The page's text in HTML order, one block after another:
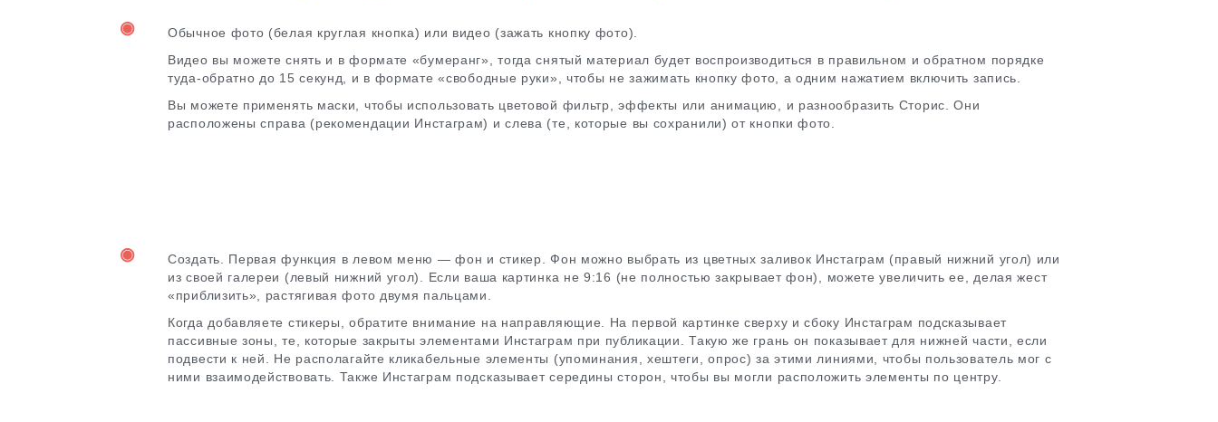
◉
Обычное фото (белая круглая кнопка) или видео (зажать кнопку фото).
Видео вы можете снять и в формате «бумеранг», тогда снятый материал будет воспроизводиться в правильном и обратном порядке
туда-обратно до 15 секунд, и в формате «свободные руки», чтобы не зажимать кнопку фото, а одним нажатием включить запись.
Вы можете применять маски, чтобы использовать цветовой фильтр, эффекты или анимацию, и разнообразить Сторис. Они
расположены справа (рекомендации Инстаграм) и слева (те, которые вы сохранили) от кнопки фото.
◉
Создать. Первая функция в левом меню — фон и стикер. Фон можно выбрать из цветных заливок Инстаграм (правый нижний угол) или
из своей галереи (левый нижний угол). Если ваша картинка не 9:16 (не полностью закрывает фон), можете увеличить ее, делая жест
«приблизить», растягивая фото двумя пальцами.
Когда добавляете стикеры, обратите внимание на направляющие. На первой картинке сверху и сбоку Инстаграм подсказывает
пассивные зоны, те, которые закрыты элементами Инстаграм при публикации. Такую же грань он показывает для нижней части, если
подвести к ней. Не располагайте кликабельные элементы (упоминания, хештеги, опрос) за этими линиями, чтобы пользователь мог с
ними взаимодействовать. Также Инстаграм подсказывает середины сторон, чтобы вы могли расположить элементы по центру.